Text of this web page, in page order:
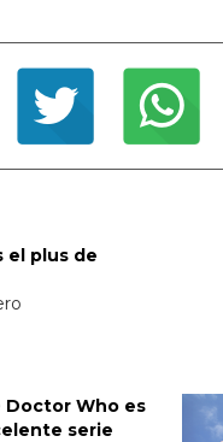
el plus de
Doctor Who es
serie